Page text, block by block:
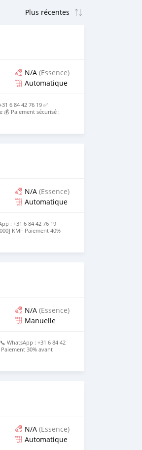
N/A (Essence)
Automatique
6 84 42 76 19 ✅
Paiement sécurisé :
Tout compris
N/A (Essence)
Automatique
: +31 6 84 42 76 19
KMF Paiement 40%
N/A (Essence)
Manuelle
WhatsApp : +31 6 84 42
30% avant
N/A (Essence)
Automatique